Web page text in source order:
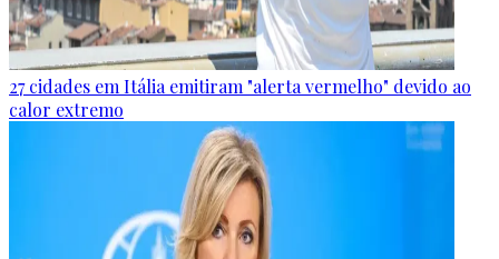
27 cidades em Itália emitiram "alerta vermelho" devido ao
calor extremo